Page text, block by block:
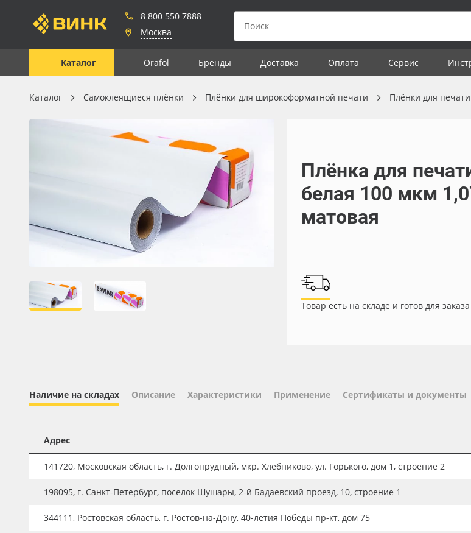
8 800 550 7888
Москва
Каталог Orafol Бренды Доставка Оплата Сервис
Весь каталог
Рулонные материалы
Клей, скотчи и крепёж
Мобильные конструкции и
POS-материалы
Сублимация и термотрансфер
Новинки ассортимента
Плёнка монтажная Oratape
ПЭТ листовой
ПЭТ бэклит
Каталог Самоклеящиеся плёнки Плёнки для широкоформатной печати Плёнки для
Плёнка для
белая 100 мкм
матовая
Товар есть на складе и готов для
Наличие на складах Описание Характеристики Применение Сертификаты и документы
Адрес
141720, Московская область, г. Долгопрудный, мкр. Хлебниково, ул. Горького, дом 1, строение 2
198095, г. Санкт-Петербург, поселок Шушары, 2-й Бадаевский проезд, 10, строение 1
344111, Ростовская область, г. Ростов-на-Дону, 40-летия Победы пр-кт, дом 75